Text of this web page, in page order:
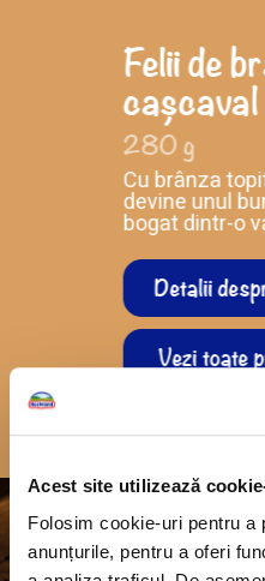
Acest site utilizează
Folosim cookie-uri pentru a
anunțurile, pentru a oferi
Felii de
cașcaval
280 g
Cu brânza topită
devine unul bun,
bogat dintr-o
Detalii despre
Vezi toate